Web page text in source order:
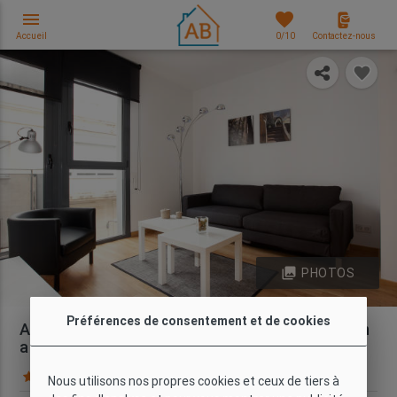
Contactez-nous
favorites
0/10
menu
Accueil
photo_library PHOTOS
Appartement de Style d'1 Chambre avec Balcon
a Gràcia
85 Commentaires Carte
Préférences de consentement et de cookies
Nous utilisons nos propres cookies et ceux de tiers à